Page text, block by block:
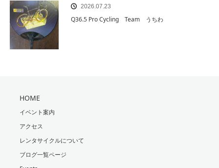
2026.07.23
Q36.5 Pro Cycling Team うちわ
HOME
イベント案内
アクセス
レンタサイクルについて
ブログ一覧ページ